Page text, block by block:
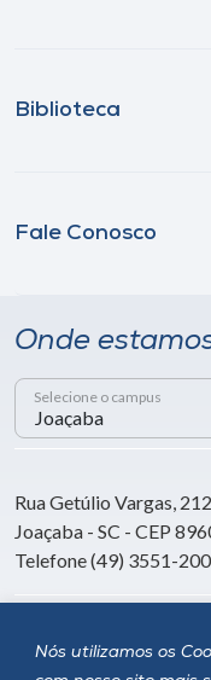
Nós utilizamos os
Biblioteca
Fale Conosco
Onde
Selecione o campus
Rua Getúlio Vargas,
Joaçaba - SC - CEP
Telefone (49) 3551-
Siga a Unoesc